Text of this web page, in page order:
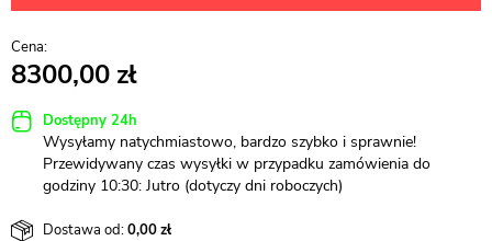
8300,00
Dostępny 24h
Wysyłamy natychmiastowo, bardzo szybko i sprawnie!
Przewidywany czas wysyłki w przypadku zamówienia do
godziny 10:30: Jutro (dotyczy dni roboczych)
Dostawa od:0,00